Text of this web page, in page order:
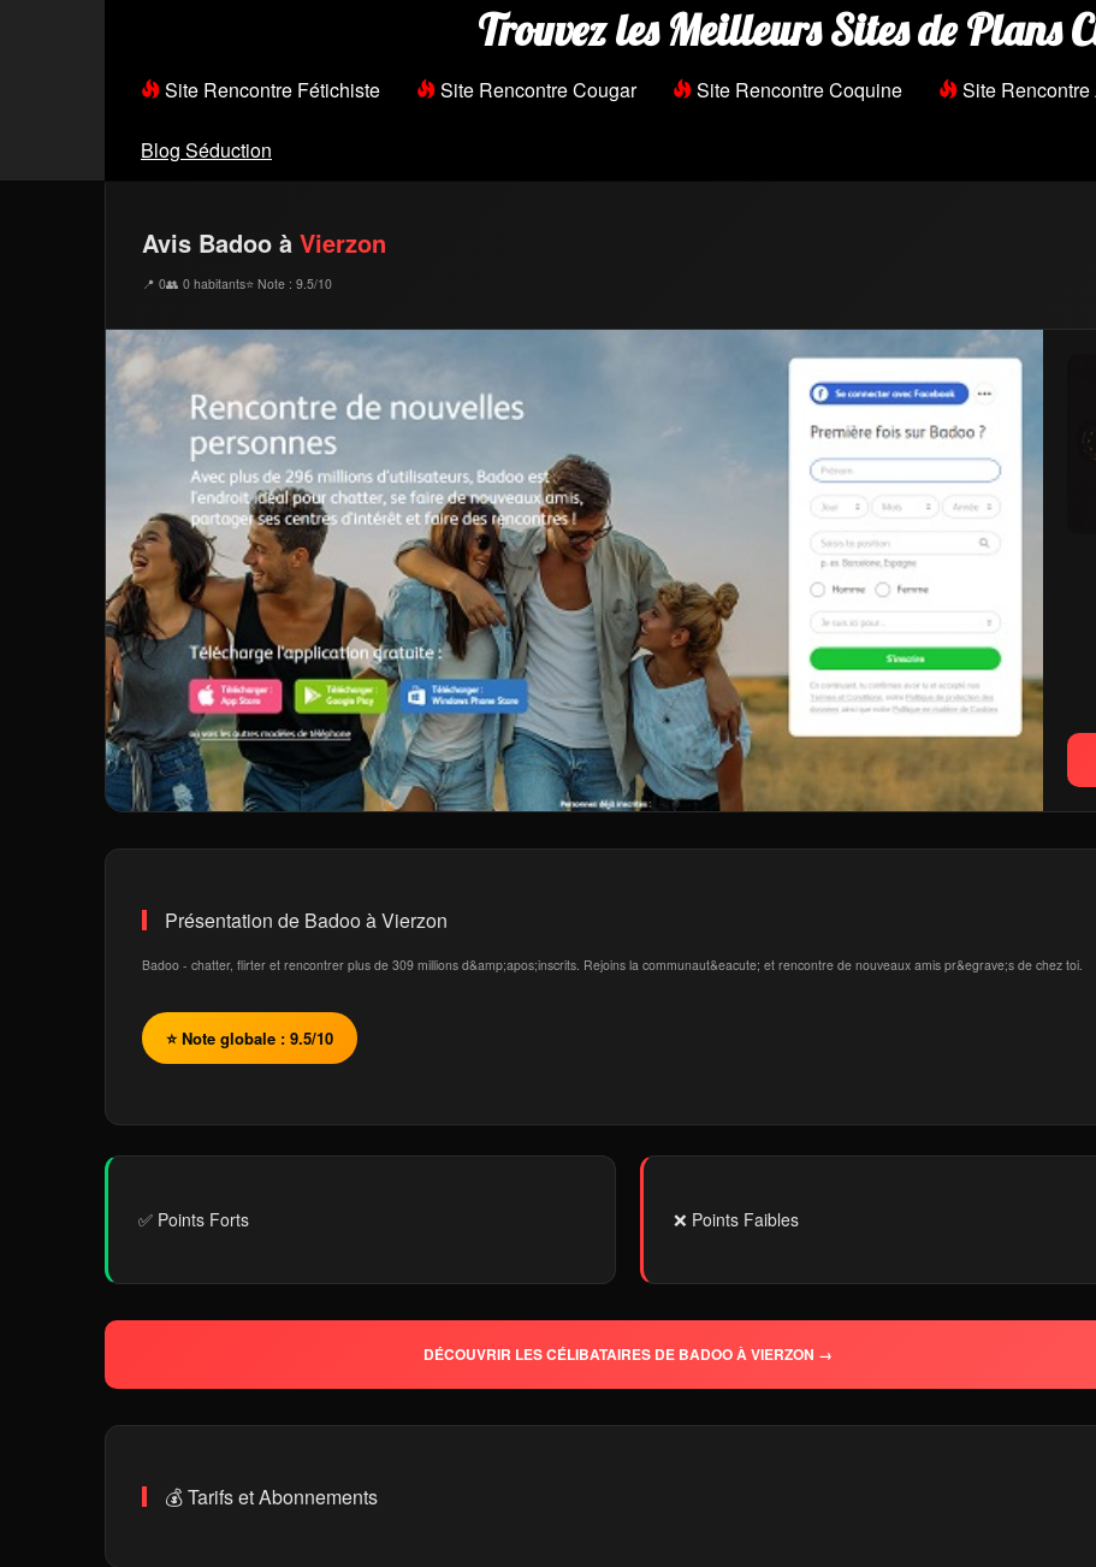
Trouvez les Meilleurs Sites de Plans
Site Rencontre Fétichiste Site Rencontre Cougar Site Rencontre Coquine Site
Blog Séduction
Avis Badoo à Vierzon
📍 0👥 0 habitants⭐ Note : 9.5/10
Présentation de Badoo à Vierzon
Badoo - chatter, flirter et rencontrer plus de 309 millions d&amp;apos;inscrits. Rejoins la communaut&eacute; et rencontre de nouveaux amis pr&egrave;s de chez toi.
⭐ Note globale : 9.5/10
✅ Points Forts ❌ Points Faibles
DÉCOUVRIR LES CÉLIBATAIRES DE BADOO À VIERZON →
💰 Tarifs et Abonnements